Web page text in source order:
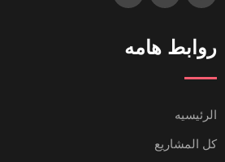
روابط هامه
الرئيسيه
كل المشاريع